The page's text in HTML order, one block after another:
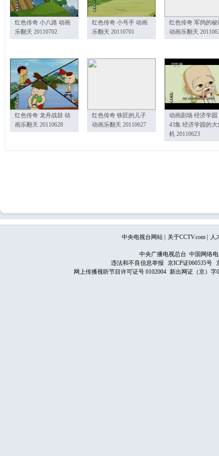
红色传奇 小八路 动画
乐翻天 20110702
红色传奇 小号手 动画
乐翻天 20110701
红色传奇 军鸽的秘
动画乐翻天
红色传奇 龙舟战鼓 动
画乐翻天 20110628
红色传奇 铁匠的儿子
动画乐翻天 20110627
动画剧场 经济学园
43集 经济学园的大
机 20110623
中央电视台网站 关于CCTV.com 人
中央广播电视总台 中国网络
违法和不良信息举报
京ICP证060535号
网上传播视听节目许可证号 0102004 新出网证（京）